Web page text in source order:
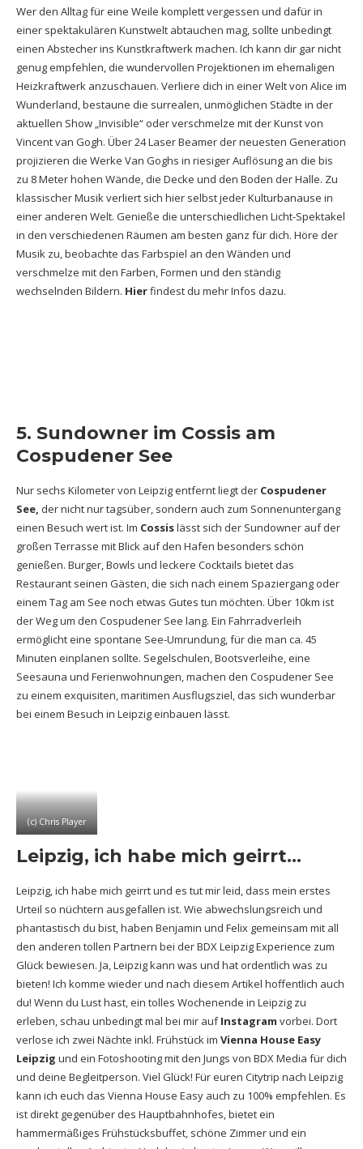
Wer den Alltag für eine Weile komplett vergessen und dafür in
einer spektakulären Kunstwelt abtauchen mag, sollte unbedingt
einen Abstecher ins Kunstkraftwerk machen. Ich kann dir gar nicht
genug empfehlen, die wundervollen Projektionen im ehemaligen
Heizkraftwerk anzuschauen. Verliere dich in einer Welt von Alice im
Wunderland, bestaune die surrealen, unmöglichen Städte in der
aktuellen Show „Invisible“ oder verschmelze mit der Kunst von
Vincent van Gogh. Über 24 Laser Beamer der neuesten Generation
projizieren die Werke Van Goghs in riesiger Auflösung an die bis
zu 8 Meter hohen Wände, die Decke und den Boden der Halle. Zu
klassischer Musik verliert sich hier selbst jeder Kulturbanause in
einer anderen Welt. Genieße die unterschiedlichen Licht-Spektakel
in den verschiedenen Räumen am besten ganz für dich. Höre der
Musik zu, beobachte das Farbspiel an den Wänden und
verschmelze mit den Farben, Formen und den ständig
wechselnden Bildern. Hierfindest du mehr Infos dazu.
5. Sundowner im Cossis am
Cospudener See
Nur sechs Kilometer von Leipzig entfernt liegt der Cospudener
See, der nicht nur tagsüber, sondern auch zum Sonnenuntergang
einen Besuch wert ist. Im Cossislässt sich der Sundowner auf der
großen Terrasse mit Blick auf den Hafen besonders schön
genießen. Burger, Bowls und leckere Cocktails bietet das
Restaurant seinen Gästen, die sich nach einem Spaziergang oder
einem Tag am See noch etwas Gutes tun möchten. Über 10km ist
der Weg um den Cospudener See lang. Ein Fahrradverleih
ermöglicht eine spontane See-Umrundung, für die man ca. 45
Minuten einplanen sollte. Segelschulen, Bootsverleihe, eine
Seesauna und Ferienwohnungen, machen den Cospudener See
zu einem exquisiten, maritimen Ausflugsziel, das sich wunderbar
bei einem Besuch in Leipzig einbauen lässt.
(c) Chris Player
Leipzig, ich habe mich geirrt…
Leipzig, ich habe mich geirrt und es tut mir leid, dass mein erstes
Urteil so nüchtern ausgefallen ist. Wie abwechslungsreich und
phantastisch du bist, haben Benjamin und Felix gemeinsam mit all
den anderen tollen Partnern bei der BDX Leipzig Experience zum
Glück bewiesen. Ja, Leipzig kann was und hat ordentlich was zu
bieten! Ich komme wieder und nach diesem Artikel hoffentlich auch
du! Wenn du Lust hast, ein tolles Wochenende in Leipzig zu
erleben, schau unbedingt mal bei mir aufInstagram vorbei. Dort
verlose ich zwei Nächte inkl. Frühstück im Vienna House Easy
Leipzig und ein Fotoshooting mit den Jungs von BDX Media für dich
und deine Begleitperson. Viel Glück! Für euren Citytrip nach Leipzig
kann ich euch das Vienna House Easy auch zu 100% empfehlen. Es
ist direkt gegenüber des Hauptbahnhofes, bietet ein
hammermäßiges Frühstücksbuffet, schöne Zimmer und ein